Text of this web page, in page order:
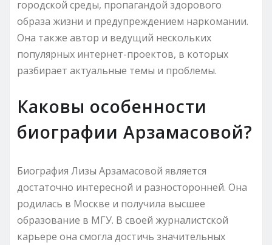
городской среды, пропагандой здорового
образа жизни и предупреждением наркомании.
Она также автор и ведущий нескольких
популярных интернет-проектов, в которых
разбирает актуальные темы и проблемы.
Каковы особенности
биографии Арзамасовой?
Биография Лизы Арзамасовой является
достаточно интересной и разносторонней. Она
родилась в Москве и получила высшее
образование в МГУ. В своей журналистской
карьере она смогла достичь значительных